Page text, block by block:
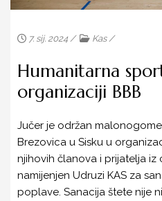
ARHIVA
KASOM U BUDUĆNOST
ISPUNJEN ŽIVOT
GODINE NISU VAŽNE
ZAŽELI U KAS-U
ZAJEDNO U KAS-U
7. sij. 2024 / Kas/
Humanitarna
organizaciji BBB
Jučer je održan
Brezovica u Sisku u
njihovih članova i prijatelja iz
namijenjen Udruzi KAS za
poplave. Sanacija štete nije